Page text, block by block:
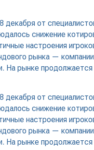
от
снижение
настроения
рынка —
На рынке
от
снижение
настроения
рынка —
На рынке